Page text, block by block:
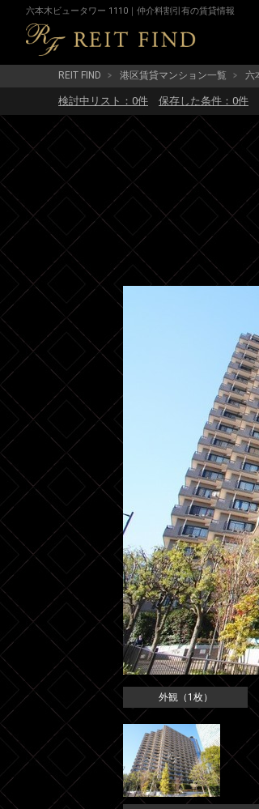
六本木ビュータワー 1110｜仲介料割引有の賃貸情報
REIT FIND 港区賃貸マンション一覧 六
検討中リスト： 0件 保存した条件： 0件
外観（1枚）